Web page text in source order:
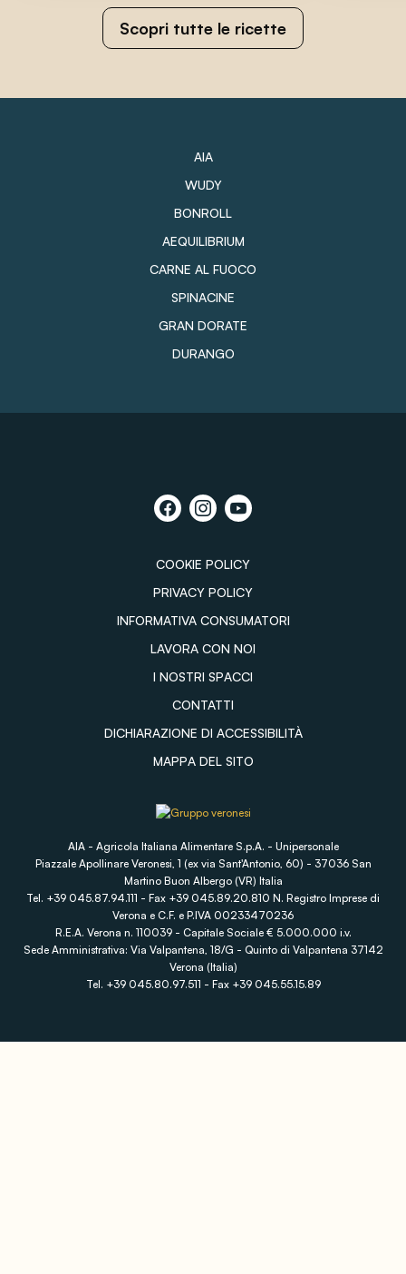
Scopri tutte le ricette
AIA
WUDY
BONROLL
AEQUILIBRIUM
CARNE AL FUOCO
SPINACINE
GRAN DORATE
DURANGO
COOKIE POLICY
PRIVACY POLICY
INFORMATIVA CONSUMATORI
LAVORA CON NOI
I NOSTRI SPACCI
CONTATTI
DICHIARAZIONE DI ACCESSIBILITÀ
MAPPA DEL SITO
AIA - Agricola Italiana Alimentare S.p.A. - Unipersonale
Piazzale Apollinare Veronesi, 1 (ex via Sant'Antonio, 60) - 37036 San
Martino Buon Albergo (VR) Italia
Tel. +39 045.87.94.111 - Fax +39 045.89.20.810 N. Registro Imprese di
Verona e C.F. e P.IVA 00233470236
R.E.A. Verona n. 110039 - Capitale Sociale € 5.000.000 i.v.
Sede Amministrativa: Via Valpantena, 18/G - Quinto di Valpantena 37142
Verona (Italia)
Tel. +39 045.80.97.511 - Fax +39 045.55.15.89